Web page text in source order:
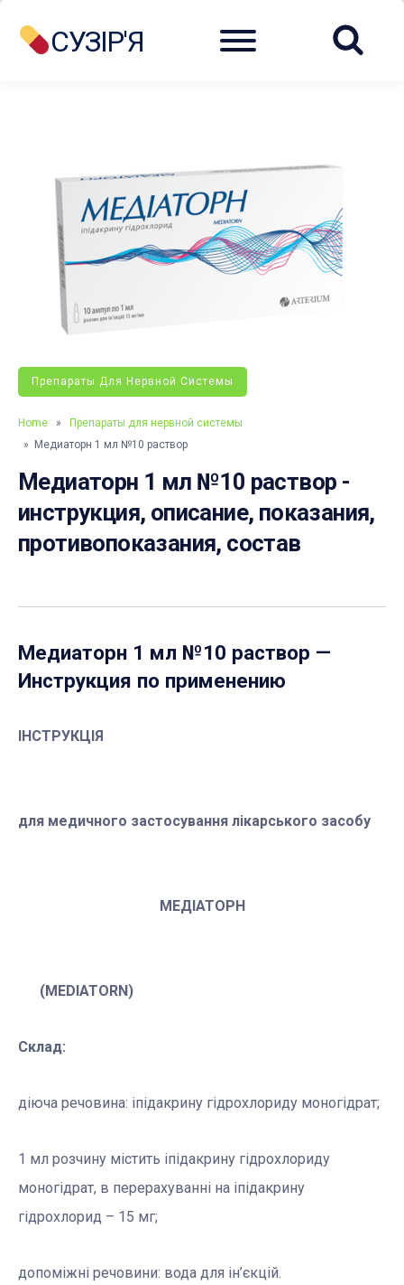
СУЗІР'Я Menu
Препараты Для Нервной Системы
Home »
Препараты для нервной системы
» Медиаторн 1 мл №10 раствор
Медиаторн 1 мл №10 раствор -
инструкция, описание, показания,
противопоказания, состав
Медиаторн 1 мл №10 раствор —
Инструкция по применению
ІНСТРУКЦІЯ
для медичного застосування лікарського засобу
МЕДІАТОРН
(MEDIATORN)
Склад:
діюча речовина: іпідакрину гідрохлориду моногідрат;
1 мл розчину містить іпідакрину гідрохлориду
моногідрат, в перерахуванні на іпідакрину
гідрохлорид – 15 мг;
допоміжні речовини: вода для ін’єкцій.